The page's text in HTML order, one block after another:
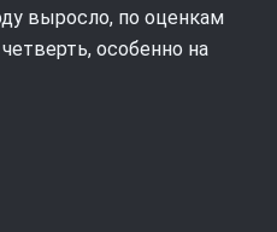
выросло, по оценкам
особенно на